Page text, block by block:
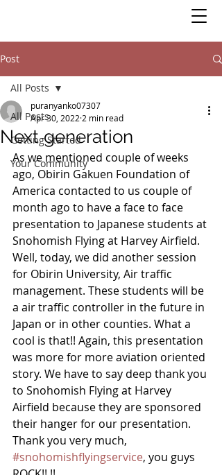
Post
All Posts
Getting Started
Your Community
All Posts
Next generation
puranyanko07307
Apr 30, 2022 2 min read
As we mentioned couple of weeks
ago, Obirin Gakuen Foundation of
America contacted to us couple of
month ago to have a face to face
presentation to Japanese students at
Snohomish Flying at Harvey Airfield.
Well, today, we did another session
for Obirin University, Air traffic
management. These students will be
a air traffic controller in the future in
Japan or in other counties. What a
cool is that!! Again, this presentation
was more for more aviation oriented
story. We have to say deep thank you
to Snohomish Flying at Harvey
Airfield because they are sponsored
their hanger for our presentation.
Thank you very much,
#snohomishflyingservice, you guys